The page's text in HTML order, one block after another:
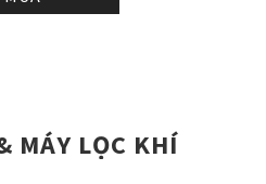
MÁY LỌC KHÍ